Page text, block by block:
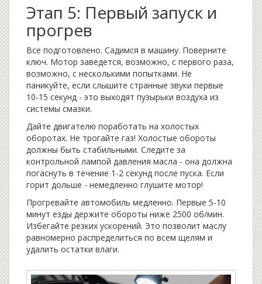
Этап 5: Первый запуск и
прогрев
Все подготовлено. Садимся в машину. Поверните
ключ. Мотор заведется, возможно, с первого раза,
возможно, с несколькими попытками. Не
паникуйте, если слышите странные звуки первые
10-15 секунд - это выходят пузырьки воздуха из
системы смазки.
Дайте двигателю поработать на холостых
оборотах. Не трогайте газ! Холостые обороты
должны быть стабильными. Следите за
контрольной лампой давления масла - она должна
погаснуть в течение 1-2 секунд после пуска. Если
горит дольше - немедленно глушите мотор!
Прогревайте автомобиль медленно. Первые 5-10
минут езды держите обороты ниже 2500 об/мин.
Избегайте резких ускорений. Это позволит маслу
равномерно распределиться по всем щелям и
удалить остатки влаги.